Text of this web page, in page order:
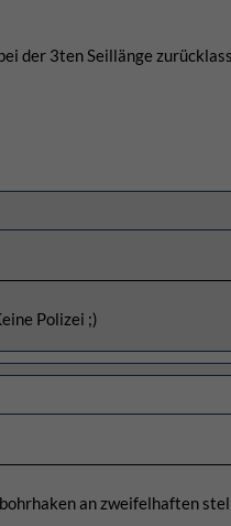
der 3ten Seillänge
Polizei ;)
an zweifelhaften